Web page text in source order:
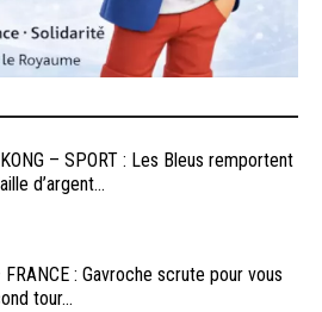
KONG – SPORT : Les Bleus remportent
d’argent...
FRANCE : Gavroche scrute pour vous
tour...